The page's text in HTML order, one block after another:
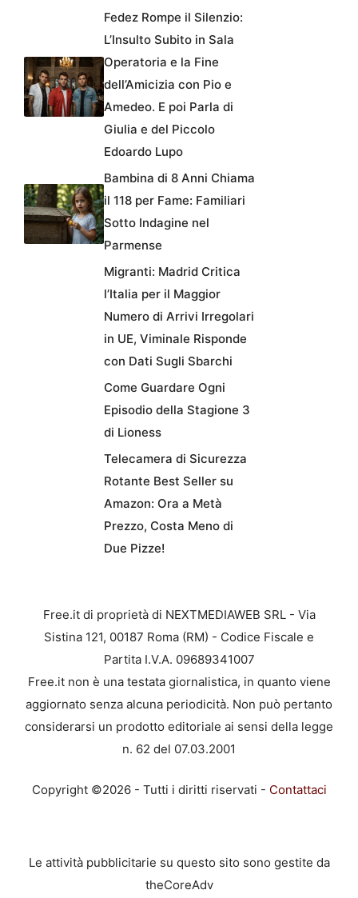
Fedez Rompe il Silenzio:
L’Insulto Subito in Sala
Operatoria e la Fine
dell’Amicizia con Pio e
Amedeo. E poi Parla di
Giulia e del Piccolo
Edoardo Lupo
Bambina di 8 Anni Chiama
il 118 per Fame: Familiari
Sotto Indagine nel
Parmense
Migranti: Madrid Critica
l’Italia per il Maggior
Numero di Arrivi Irregolari
in UE, Viminale Risponde
con Dati Sugli Sbarchi
Come Guardare Ogni
Episodio della Stagione 3
di Lioness
Telecamera di Sicurezza
Rotante Best Seller su
Amazon: Ora a Metà
Prezzo, Costa Meno di
Due Pizze!
Free.it di proprietà di NEXTMEDIAWEB SRL - Via
Sistina 121, 00187 Roma (RM) - Codice Fiscale e
Partita I.V.A. 09689341007
Free.it non è una testata giornalistica, in quanto viene
aggiornato senza alcuna periodicità. Non può pertanto
considerarsi un prodotto editoriale ai sensi della legge
n. 62 del 07.03.2001
Copyright ©2026 - Tutti i diritti riservati - Contattaci
Le attività pubblicitarie su questo sito sono gestite da
theCoreAdv